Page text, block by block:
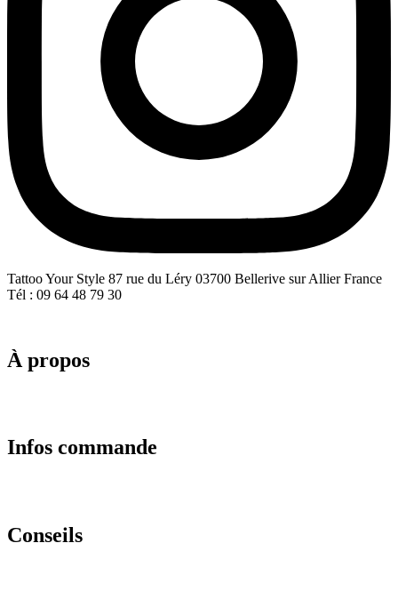
Tattoo Your Style 87 rue du Léry 03700 Bellerive sur Allier France
Tél : 09 64 48 79 30
À propos
Infos commande
Conseils